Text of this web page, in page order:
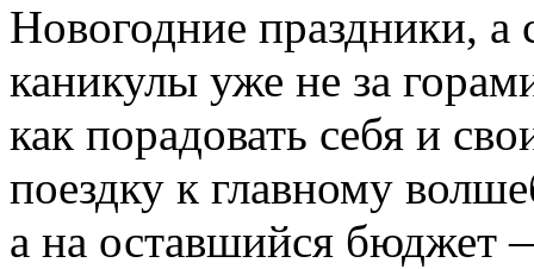
Новогодние праздники,
каникулы уже не за
как порадовать себя и
поездку к главному
а на оставшийся